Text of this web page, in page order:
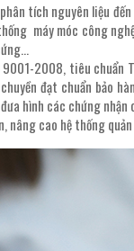
tích nguyên liệu
máy móc công
2008, tiêu chuẩn
đạt chuẩn bảo
đưa hình các chứng
nâng cao hệ thống